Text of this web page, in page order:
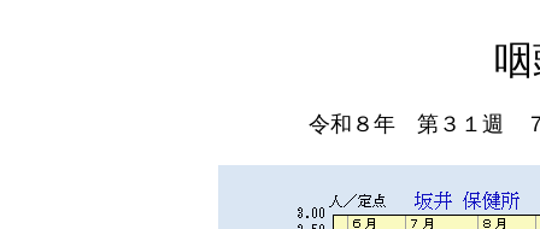
令和８年 第３１週 ７